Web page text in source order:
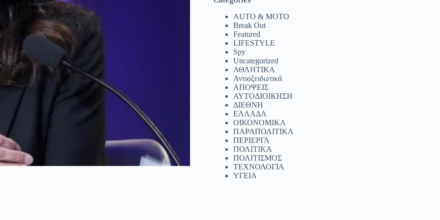
AUTO & MOTO
Break Out
Featured
LIFESTYLE
Spy
Uncategorized
ΑΘΛΗΤΙΚΑ
Αντιοξειδωτικά
ΑΠΟΨΕΙΣ
ΑΥΤΟΔΙΟΙΚΗΣΗ
ΔΙΕΘΝΗ
ΕΛΛΑΔΑ
ΟΙΚΟΝΟΜΙΚΑ
ΠΑΡΑΠΟΛΙΤΙΚΑ
ΠΕΡΙΕΡΓΑ
ΠΟΛΙΤΙΚΑ
ΠΟΛΙΤΙΣΜΟΣ
ΤΕΧΝΟΛΟΓΙΑ
ΥΓΕΙΑ